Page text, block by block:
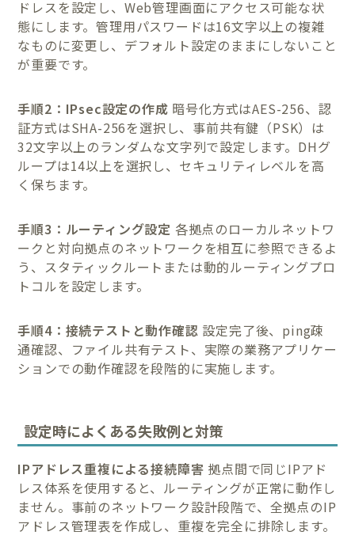
ドレスを設定し、Web管理画面にアクセス可能な状
態にします。管理用パスワードは16文字以上の複雑
なものに変更し、デフォルト設定のままにしないこと
が重要です。
手順2：IPsec設定の作成 暗号化方式はAES-256、認
証方式はSHA-256を選択し、事前共有鍵（PSK）は
32文字以上のランダムな文字列で設定します。DHグ
ループは14以上を選択し、セキュリティレベルを高
く保ちます。
手順3：ルーティング設定 各拠点のローカルネットワ
ークと対向拠点のネットワークを相互に参照できるよ
う、スタティックルートまたは動的ルーティングプロ
トコルを設定します。
手順4：接続テストと動作確認 設定完了後、ping疎
通確認、ファイル共有テスト、実際の業務アプリケー
ションでの動作確認を段階的に実施します。
設定時によくある失敗例と対策
IPアドレス重複による接続障害 拠点間で同じIPアド
レス体系を使用すると、ルーティングが正常に動作し
ません。事前のネットワーク設計段階で、全拠点のIP
アドレス管理表を作成し、重複を完全に排除します。